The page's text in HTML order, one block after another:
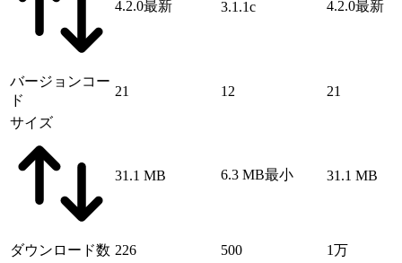
4.2.0最新 3.1.1c 4.2.0最新
バージョンコー
ド
21 12 21
サイズ
31.1 MB 6.3 MB最小 31.1 MB
ダウンロード数 226 500
1万